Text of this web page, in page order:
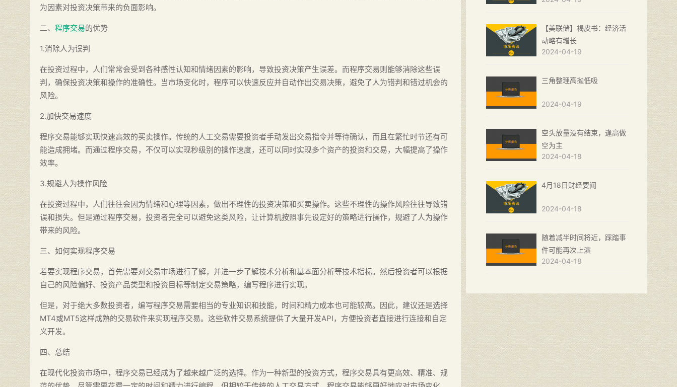
为因素对投资决策带来的负面影响。
二、 程序交易的优势
1.消除人为误判
在投资过程中，人们常常会受到各种感性认知和情绪因素的影响，导致投资决策产生误差。而程序交易则能够消除这些误
判，确保投资决策和操作的准确性。当市场变化时，程序可以快速反应并自动作出交易决策，避免了人为错判和错过机会的
风险。
2.加快交易速度
程序交易能够实现快速高效的买卖操作。传统的人工交易需要投资者手动发出交易指令并等待确认，而且在繁忙时节还有可
能造成拥堵。而通过程序交易，不仅可以实现秒级别的操作速度，还可以同时实现多个资产的投资和交易，大幅提高了操作
效率。
3.规避人为操作风险
在投资过程中，人们往往会因为情绪和心理等因素，做出不理性的投资决策和买卖操作。这些不理性的操作风险往往导致错
误和损失。但是通过程序交易，投资者完全可以避免这类风险，让计算机按照事先设定好的策略进行操作，规避了人为操作
带来的风险。
三、如何实现程序交易
若要实现程序交易，首先需要对交易市场进行了解，并进一步了解技术分析和基本面分析等技术指标。然后投资者可以根据
自己的风险偏好、投资产品类型和投资目标等制定交易策略，编写程序进行实现。
但是，对于绝大多数投资者，编写程序交易需要相当的专业知识和技能，时间和精力成本也可能较高。因此，建议还是选择
MT4或MT5这样成熟的交易软件来实现程序交易。这些软件交易系统提供了大量开发API，方便投资者直接进行连接和自定
义开发。
四、总结
在现代化投资市场中，程序交易已经成为了越来越广泛的选择。作为一种新型的投资方式，程序交易具有更高效、精准、规
【美联储】褐皮书：经济活
动略有增长
2024-04-19
三角整理高抛低吸
2024-04-19
空头放量没有结束，逢高做
空为主
2024-04-18
4月18日财经要闻
2024-04-18
随着减半时间将近，踩踏事
件可能再次上演
2024-04-18